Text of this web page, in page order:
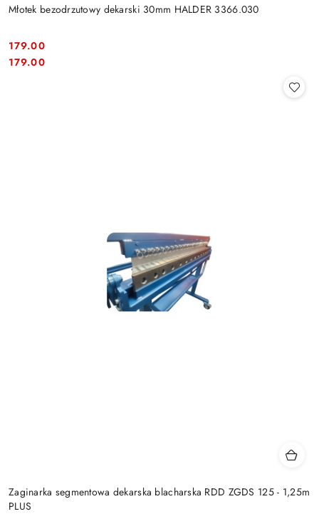
Młotek bezodrzutowy dekarski 30mm HALDER 3366.030
Cena:
179.00
Cena:
179.00
Zaginarka segmentowa dekarska blacharska RDD ZGDS 125 - 1,25m
PLUS